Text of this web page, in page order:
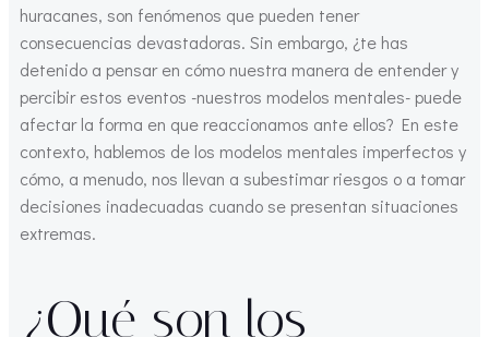
huracanes, son fenómenos que pueden tener
consecuencias devastadoras. Sin embargo, ¿te has
detenido a pensar en cómo nuestra manera de entender y
percibir estos eventos -nuestros modelos mentales- puede
afectar la forma en que reaccionamos ante ellos? En este
contexto, hablemos de los modelos mentales imperfectos y
cómo, a menudo, nos llevan a subestimar riesgos o a tomar
decisiones inadecuadas cuando se presentan situaciones
extremas.
¿Qué son los